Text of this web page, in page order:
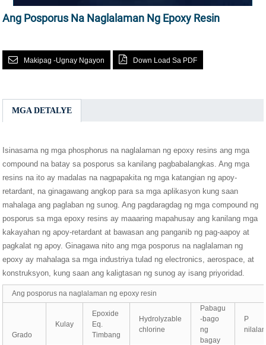
Ang Posporus Na Naglalaman Ng Epoxy Resin
Makipag -ugnay Ngayon Down Load Sa PDF
MGA DETALYE
Isinasama ng mga phosphorus na naglalaman ng epoxy resins ang mga
compound na batay sa posporus sa kanilang pagbabalangkas. Ang mga
resins na ito ay madalas na nagpapakita ng mga katangian ng apoy-
retardant, na ginagawang angkop para sa mga aplikasyon kung saan
mahalaga ang paglaban ng sunog. Ang pagdaragdag ng mga compound ng
posporus sa mga epoxy resins ay maaaring mapahusay ang kanilang mga
kakayahan ng apoy-retardant at bawasan ang panganib ng pag-aapoy at
pagkalat ng apoy. Ginagawa nito ang mga posporus na naglalaman ng
epoxy ay mahalaga sa mga industriya tulad ng electronics, aerospace, at
konstruksyon, kung saan ang kaligtasan ng sunog ay isang priyoridad.
Ang posporus na naglalaman ng epoxy resin
Grado
Kulay
Epoxide
Eq.
Timbang
Hydrolyzable
chlorine
Pabagu
-bago
ng
bagay
P